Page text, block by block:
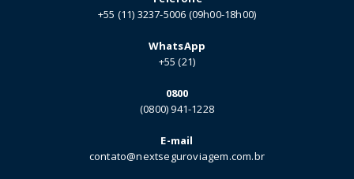
+55 (11) 3237-5006 (09h00-18h00)
WhatsApp
+55 (21)
0800
(0800) 941-1228
E-mail
contato@nextseguroviagem.com.br